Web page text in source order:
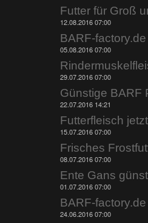
12.08.2016 07:00
05.08.2016 07:00
29.07.2016 07:00
22.07.2016 14:21
Futterfleisch
15.07.2016 07:00
08.07.2016 07:00
Ente Gans
01.07.2016 07:00
24.06.2016 07:00